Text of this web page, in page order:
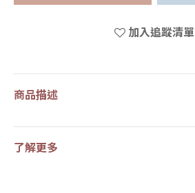
加入追蹤清單
商品描述
了解更多